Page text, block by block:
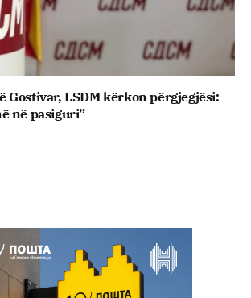
Gostivar, LSDM kërkon përgjegjësi:
në pasiguri”